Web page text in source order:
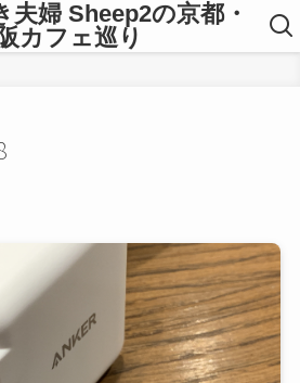
夫婦 Sheep2の京都・
カフェ巡り